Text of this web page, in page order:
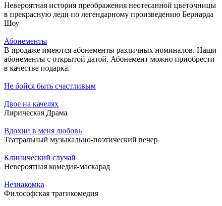
Невероятная история преображения неотесанной цветочницы
в прекрасную леди по легендарному произведению Бернарда
Шоу
Абонементы
В продаже имеются абонементы различных номиналов. Наши
абонементы с открытой датой. Абонемент можно приобрести
в качестве подарка.
Не бойся быть счастливым
Двое на качелях
Лирическая Драма
Вдохни в меня любовь
Театральный музыкально-поэтический вечер
Клинический случай
Невероятная комедия-маскарад
Незнакомка
Философская трагикомедия